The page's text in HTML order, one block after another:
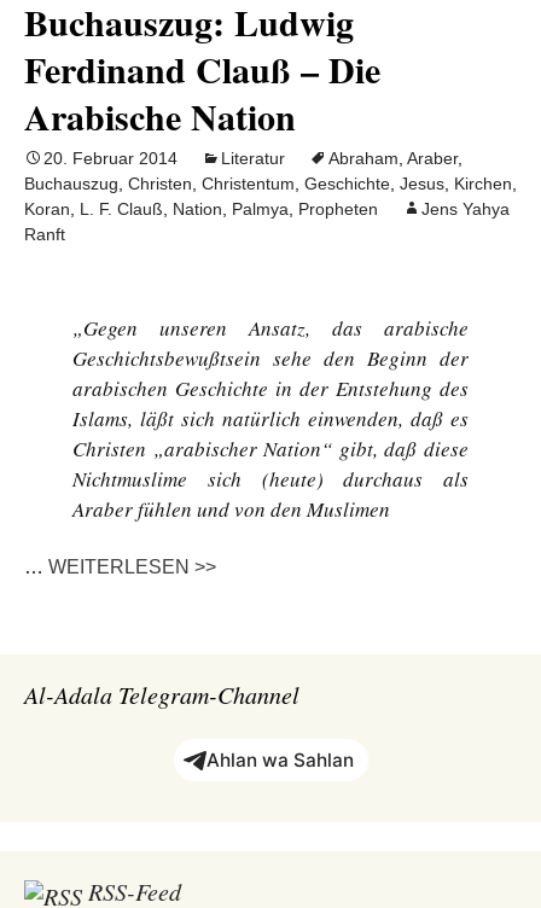
Buchauszug: Ludwig
Ferdinand Clauß – Die
Arabische Nation
20. Februar 2014 Literatur Abraham Araber,
Buchauszug Christen Christentum Geschichte Jesus Kirchen
Koran
L. F. Clauß Nation Palmya Propheten
Jens Yahya
Ranft
„Gegen unseren Ansatz, das arabische
Geschichtsbewußtsein sehe den Beginn der
arabischen Geschichte in der Entstehung des
Islams, läßt sich natürlich einwenden, daß es
Christen „arabischer Nation“ gibt, daß diese
Nichtmuslime sich (heute) durchaus als
Araber fühlen und von den Muslimen
… WEITERLESEN >>
Al-Adala Telegram-Channel
Ahlan wa Sahlan
RSS-Feed